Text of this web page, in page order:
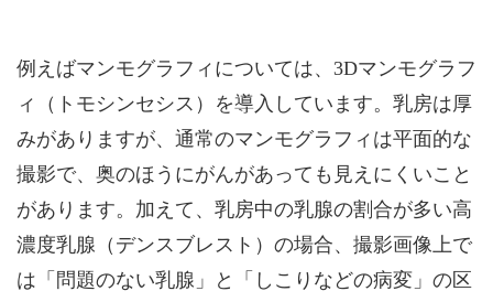
例えばマンモグラフィについては、3Dマンモグラフ
ィ（トモシンセシス）を導入しています。乳房は厚
みがありますが、通常のマンモグラフィは平面的な
撮影で、奥のほうにがんがあっても見えにくいこと
があります。加えて、乳房中の乳腺の割合が多い高
濃度乳腺（デンスブレスト）の場合、撮影画像上で
は「問題のない乳腺」と「しこりなどの病変」の区